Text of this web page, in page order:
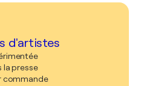
d'artistes
la presse
commande